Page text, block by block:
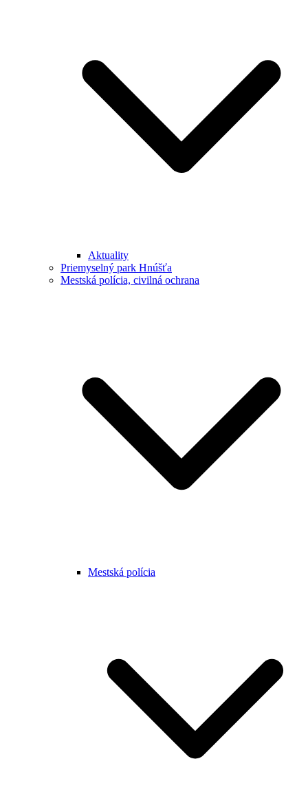
Aktuality
Priemyselný park Hnúšťa
Mestská polícia, civilná ochrana
Mestská polícia